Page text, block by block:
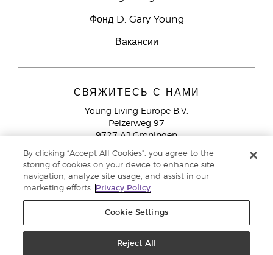
Фонд D. Gary Young
Вакансии
СВЯЖИТЕСЬ С НАМИ
Young Living Europe B.V.
Peizerweg 97
9727 AJ Groningen
Netherlands
Служба поддержки партнеров бренда+44 (0) 20 3935
9000
© Young Living Essential Oils 2021 |Политика конфиденциальности
By clicking “Accept All Cookies”, you agree to the
storing of cookies on your device to enhance site
navigation, analyze site usage, and assist in our
marketing efforts.
Privacy Policy
Cookie Settings
Reject All